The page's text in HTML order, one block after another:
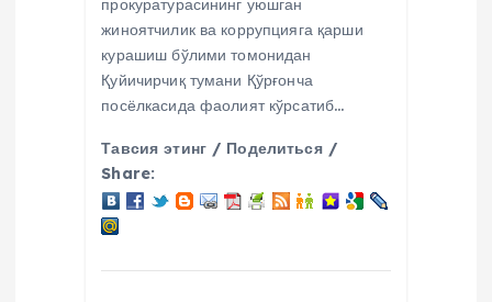
прокуратурасининг уюшган
жиноятчилик ва коррупцияга қарши
курашиш бўлими томонидан
Қуйичирчиқ тумани Қўрғонча
посёлкасида фаолият кўрсатиб…
Тавсия этинг / Поделиться /
Share: